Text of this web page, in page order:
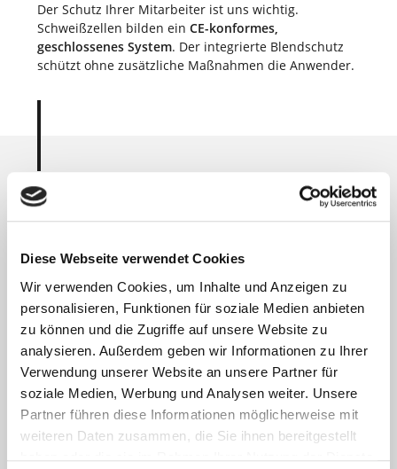
Diese Webseite verwendet Cookies
Wir verwenden Cookies, um Inhalte und Anzeigen zu
personalisieren, Funktionen für soziale Medien anbieten
zu können und die Zugriffe auf unsere Website zu
analysieren. Außerdem geben wir Informationen zu Ihrer
Verwendung unserer Website an unsere Partner für
soziale Medien, Werbung und Analysen weiter. Unsere
Partner führen diese Informationen möglicherweise mit
weiteren Daten zusammen, die Sie ihnen bereitgestellt
Der Schutz Ihrer Mitarbeiter ist uns wichtig.
Schweißzellen bilden ein CE-konformes,
geschlossenes System. Der integrierte Blendschutz
schützt ohne zusätzliche Maßnahmen die Anwender.
Die Vorteile von Roboter-
Schweißzellen im Über­blick.
Höchste Qualität – genau nach
Ihren Wünschen.
Individuelle Konfiguration möglich
Höchste Produktivität
Passende Schutzumhausung
CE-konformes System
Simple Bedienung